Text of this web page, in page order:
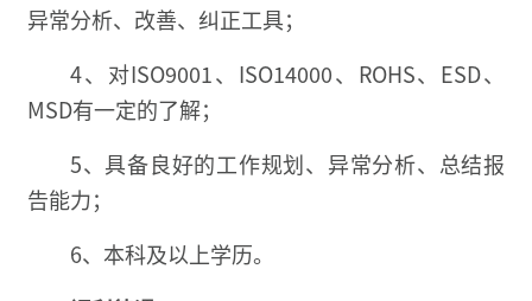
异常分析、改善、纠正工具；
4、对ISO9001、ISO14000、ROHS、ESD、
MSD有一定的了解；
5、具备良好的工作规划、异常分析、总结报
告能力；
6、本科及以上学历。